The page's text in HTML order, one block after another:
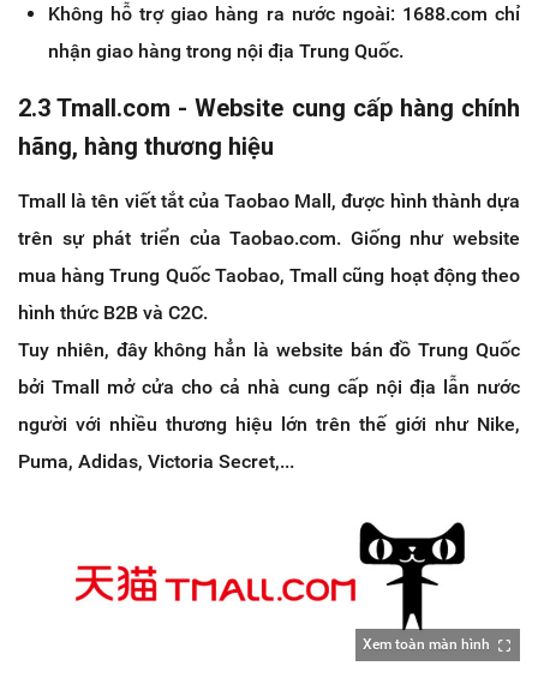
Không hỗ trợ giao hàng ra nước ngoài: 1688.com chỉ
nhận giao hàng trong nội địa Trung Quốc.
2.3 Tmall.com - Website cung cấp hàng chính
hãng, hàng thương hiệu
Tmall là tên viết tắt của Taobao Mall, được hình thành dựa
trên sự phát triển của Taobao.com. Giống như website
mua hàng Trung Quốc Taobao, Tmall cũng hoạt động theo
hình thức B2B và C2C.
Tuy nhiên, đây không hẳn là website bán đồ Trung Quốc
bởi Tmall mở cửa cho cả nhà cung cấp nội địa lẫn nước
người với nhiều thương hiệu lớn trên thế giới như Nike,
Puma, Adidas, Victoria Secret,...
Xem toàn màn hình